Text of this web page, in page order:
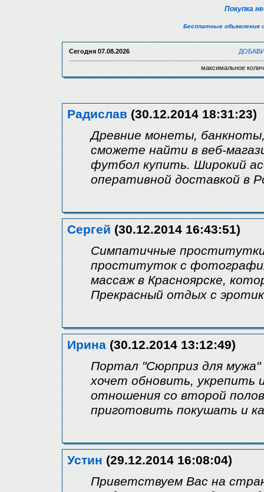
Покупка
Бесплатные объявления
Сегодня 07.08.2026
максимальное
Радислав (30.12.2014 18:31:23)
Древние монеты,
сможете найти в веб-
футбол купить. Широкий
оперативной доставкой в
Сергей (30.12.2014 16:43:51)
Симпатичные
проституток с
массаж в Красноярске,
Прекрасный отдых с
Ирина (30.12.2014 13:12:49)
Портал "Сюрприз для
хочет обновить, укрепить
отношения со второй
приготовить покушать и
Устин (29.12.2014 16:08:04)
Приветствуем Вас на